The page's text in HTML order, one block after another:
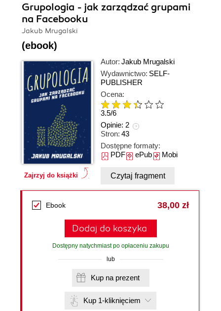
Grupologia - jak zarządzać grupami
na Facebooku
Jakub Mrugalski
(ebook)
Zajrzyj do książki
Autor: Jakub Mrugalski
Wydawnictwo: SELF-
PUBLISHER
Ocena:
3.5/6
Opinie: 2
Stron: 43
Dostępne formaty:
PDFePubMobi
Czytaj fragment
Ebook 38,00 zł
Dodaj do koszyka
Dostępny natychmiast po opłaceniu zakupu
lub
Kup na prezent
Kup 1-kliknięciem